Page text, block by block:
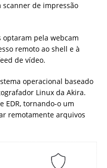
de impressão
optaram pela webcam
remoto ao shell e à
de vídeo.
operacional baseado
Linux da Akira.
EDR, tornando-o um
remotamente arquivos